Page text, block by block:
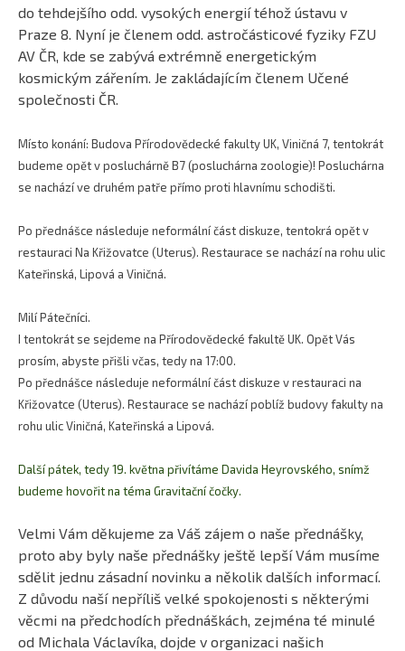
do tehdejšího odd. vysokých energií téhož ústavu v
Praze 8. Nyní je členem odd. astročásticové fyziky FZU
AV ČR, kde se zabývá extrémně energetickým
kosmickým zářením. Je zakládajícím členem Učené
společnosti ČR.
Místo konání: Budova Přírodovědecké fakulty UK, Viničná 7, tentokrát
budeme opět v posluchárně B7 (posluchárna zoologie)! Posluchárna
se nachází ve druhém patře přímo proti hlavnímu schodišti.
Po přednášce následuje neformální část diskuze, tentokrá opět v
restauraci Na Křižovatce (Uterus). Restaurace se nachází na rohu ulic
Kateřinská, Lipová a Viničná.
Milí Pátečníci.
I tentokrát se sejdeme na Přírodovědecké fakultě UK. Opět Vás
prosím, abyste přišli včas, tedy na 17:00.
Po přednášce následuje neformální část diskuze v restauraci na
Křižovatce (Uterus). Restaurace se nachází poblíž budovy fakulty na
rohu ulic Viničná, Kateřinská a Lipová.
Další pátek, tedy 19. května přivítáme Davida Heyrovského, snímž
budeme hovořit na téma Gravitační čočky.
Velmi Vám děkujeme za Váš zájem o naše přednášky,
proto aby byly naše přednášky ještě lepší Vám musíme
sdělit jednu zásadní novinku a několik dalších informací.
Z důvodu naší nepříliš velké spokojenosti s některými
věcmi na předchodích přednáškách, zejména té minulé
od Michala Václavíka, dojde v organizaci našich